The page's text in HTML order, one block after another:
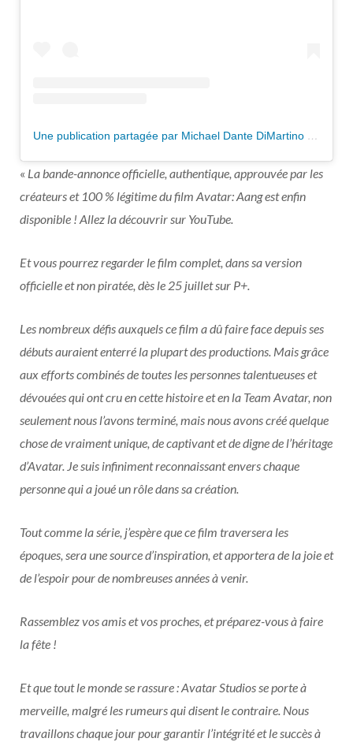
Une publication partagée par Michael Dante DiMartino (@mike_dante_d)
« La bande-annonce officielle, authentique, approuvée par les
créateurs et 100 % légitime du film Avatar: Aang est enfin
disponible ! Allez la découvrir sur YouTube.
Et vous pourrez regarder le film complet, dans sa version
officielle et non piratée, dès le 25 juillet sur P+.
Les nombreux défis auxquels ce film a dû faire face depuis ses
débuts auraient enterré la plupart des productions. Mais grâce
aux efforts combinés de toutes les personnes talentueuses et
dévouées qui ont cru en cette histoire et en la Team Avatar, non
seulement nous l’avons terminé, mais nous avons créé quelque
chose de vraiment unique, de captivant et de digne de l’héritage
d’Avatar. Je suis infiniment reconnaissant envers chaque
personne qui a joué un rôle dans sa création.
Tout comme la série, j’espère que ce film traversera les
époques, sera une source d’inspiration, et apportera de la joie et
de l’espoir pour de nombreuses années à venir.
Rassemblez vos amis et vos proches, et préparez-vous à faire
la fête !
Et que tout le monde se rassure : Avatar Studios se porte à
merveille, malgré les rumeurs qui disent le contraire. Nous
travaillons chaque jour pour garantir l’intégrité et le succès à